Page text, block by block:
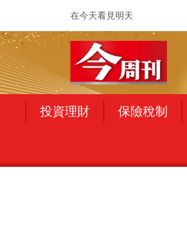
在今天看見明天
投資理財 保險稅制